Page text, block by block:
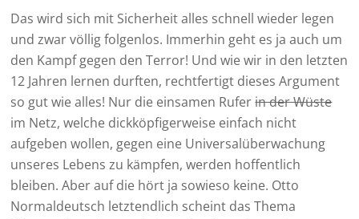
Das wird sich mit Sicherheit alles schnell wieder legen
und zwar völlig folgenlos. Immerhin geht es ja auch um
den Kampf gegen den Terror! Und wie wir in den letzten
12 Jahren lernen durften, rechtfertigt dieses Argument
so gut wie alles! Nur die einsamen Ruferin der Wüste
im Netz, welche dickköpfigerweise einfach nicht
aufgeben wollen, gegen eine Universalüberwachung
unseres Lebens zu kämpfen, werden hoffentlich
bleiben. Aber auf die hört ja sowieso keine. Otto
Normaldeutsch letztendlich scheint das Thema